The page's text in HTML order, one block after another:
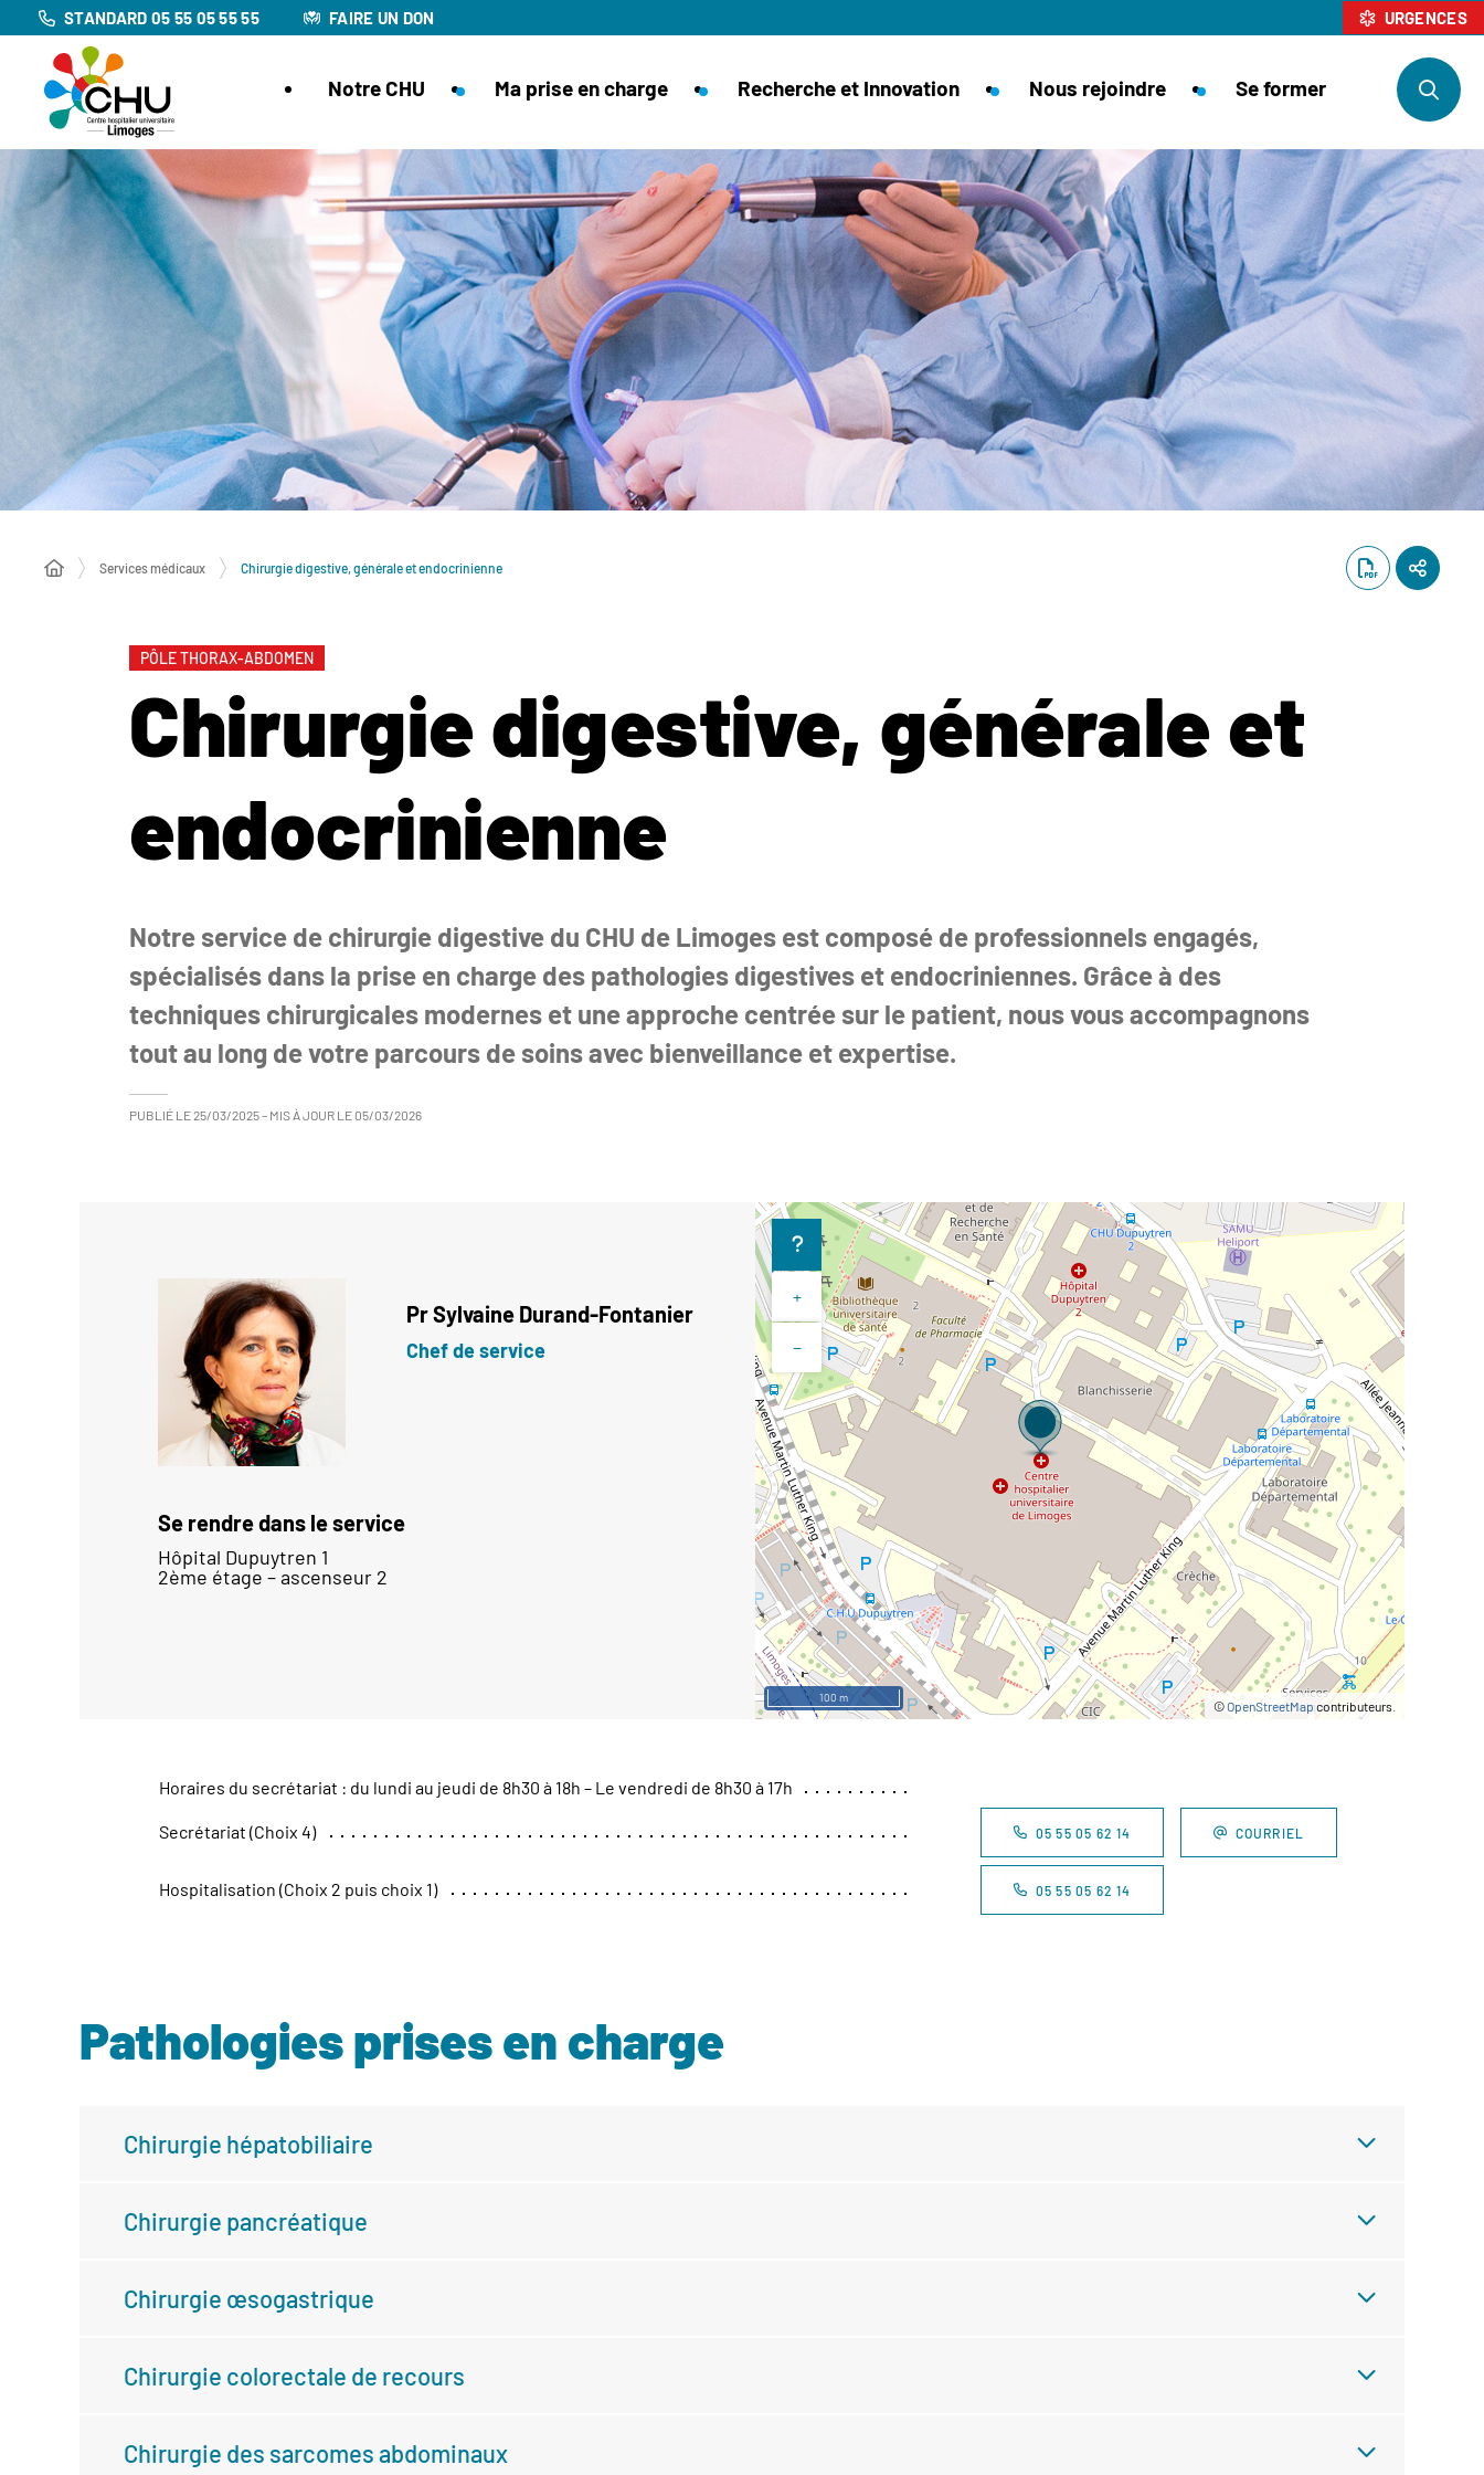
STANDARD 05 55 05 55 55 FAIRE UN DON URGENCES
Notre CHU Ma prise en charge Recherche et Innovation Nous rejoindre Se former
Services médicaux Chirurgie digestive, générale et endocrinienne
PÔLE THORAX-ABDOMEN
Chirurgie digestive, générale et
endocrinienne
Notre service de chirurgie digestive du CHU de Limoges est composé de professionnels engagés,
spécialisés dans la prise en charge des pathologies digestives et endocriniennes. Grâce à des
techniques chirurgicales modernes et une approche centrée sur le patient, nous vous accompagnons
tout au long de votre parcours de soins avec bienveillance et expertise.
PUBLIÉ LE25/03/2025– MIS À JOUR LE 05/03/2026
PrSylvaine Durand-Fontanier
Chef de service
Se rendre dans le service
Hôpital Dupuytren 1
2ème étage – ascenseur 2
+
−
©OpenStreetMapcontributeurs.
100 m
Horaires du secrétariat : du lundi au jeudi de 8h30 à 18h – Le vendredi de 8h30 à 17h
Secrétariat (Choix 4) 05 55 05 62 14 COURRIEL
Hospitalisation (Choix 2 puis choix 1) 05 55 05 62 14
Pathologies prises en charge
Chirurgie hépatobiliaire
Chirurgie pancréatique
Chirurgie œsogastrique
Chirurgie colorectale de recours
Chirurgie des sarcomes abdominaux